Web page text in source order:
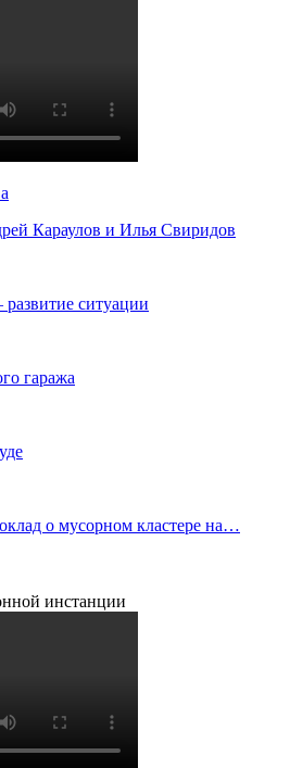
Караулов и Илья Свиридов
ситуации
гаража
о мусорном кластере на…
инстанции